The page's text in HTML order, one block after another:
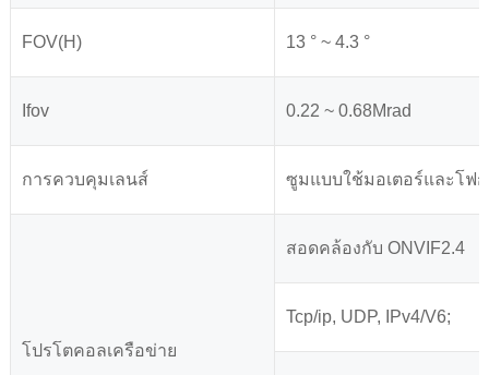
FOV(H) 13 ° ~ 4.3 °
Ifov 0.22 ~ 0.68Mrad
การควบคุมเลนส์ ซูมแบบใช้มอเตอร์และโฟ
โปรโตคอลเครือข่าย
สอดคล้องกับ ONVIF2.4
Tcp/ip, UDP, IPv4/V6;